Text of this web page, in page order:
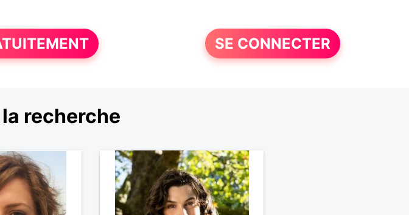
SE CONNECTER
recherche